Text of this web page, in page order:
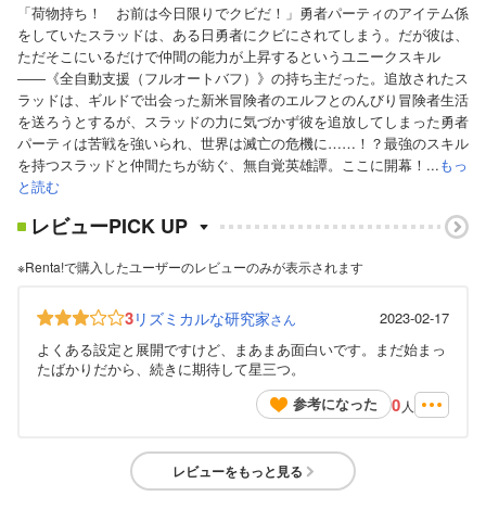
「荷物持ち！ お前は今日限りでクビだ！」勇者パーティのアイテム係
をしていたスラッドは、ある日勇者にクビにされてしまう。だが彼は、
ただそこにいるだけで仲間の能力が上昇するというユニークスキル
――《全自動支援（フルオートバフ）》の持ち主だった。追放されたス
ラッドは、ギルドで出会った新米冒険者のエルフとのんびり冒険者生活
を送ろうとするが、スラッドの力に気づかず彼を追放してしまった勇者
パーティは苦戦を強いられ、世界は滅亡の危機に……！？最強のスキル
を持つスラッドと仲間たちが紡ぐ、無自覚英雄譚。ここに開幕！...もっ
と読む
レビューPICK UP
※Renta!で購入したユーザーのレビューのみが表示されます
3リズミカルな研究家さん
2023-02-17
よくある設定と展開ですけど、まあまあ面白いです。まだ始まっ
たばかりだから、続きに期待して星三つ。
参考になった
0 人
レビューをもっと見る